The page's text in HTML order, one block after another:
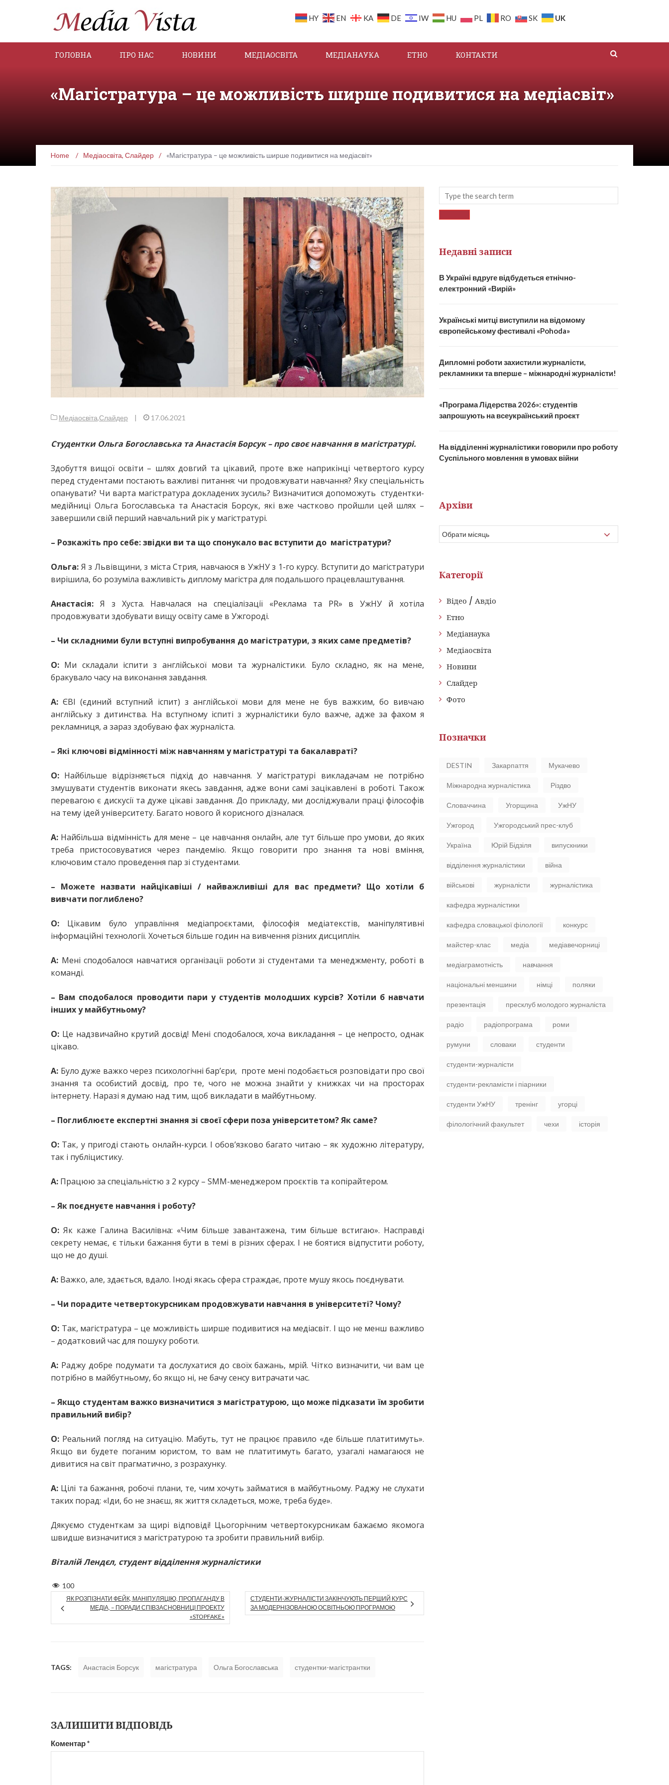
HY EN KA DE IW HU PL RO SK UK
ГОЛОВНА ПРО НАС НОВИНИ МЕДІАОСВІТА МЕДІАНАУКА ЕТНО КОНТАКТИ
«Магістратура – це можливість ширше подивитися на медіасвіт»
Home / Медіаосвіта, Слайдер / «Магістратура – це можливість ширше подивитися на медіасвіт»
Медіаосвіта,Слайдер | 17.06.2021
Студентки Ольга Богославська та Анастасія Борсук – про своє навчання в магістратурі.
Здобуття вищої освіти – шлях довгий та цікавий, проте вже наприкінці четвертого курсу
перед студентами постають важливі питання: чи продовжувати навчання? Яку спеціальність
опанувати? Чи варта магістратура докладених зусиль? Визначитися допоможуть студентки-
медійниці Ольга Богославська та Анастасія Борсук, які вже частково пройшли цей шлях –
завершили свій перший навчальний рік у магістратурі.
– Розкажіть про себе: звідки ви та що спонукало вас вступити до магістратури?
Ольга: Я з Львівщини, з міста Стрия, навчаюся в УжНУ з 1-го курсу. Вступити до магістратури
вирішила, бо розуміла важливість диплому магістра для подальшого працевлаштування.
Анастасія: Я з Хуста. Навчалася на спеціалізації «Реклама та PR» в УжНУ й хотіла
продовжувати здобувати вищу освіту саме в Ужгороді.
– Чи складними були вступні випробування до магістратури, з яких саме предметів?
О: Ми складали іспити з англійської мови та журналістики. Було складно, як на мене,
бракувало часу на виконання завдання.
А: ЄВІ (єдиний вступний іспит) з англійської мови для мене не був важким, бо вивчаю
англійську з дитинства. На вступному іспиті з журналістики було важче, адже за фахом я
рекламниця, а зараз здобуваю фах журналіста.
– Які ключові відмінності між навчанням у магістратурі та бакалавраті?
О: Найбільше відрізняється підхід до навчання. У магістратурі викладачам не потрібно
змушувати студентів виконати якесь завдання, адже вони самі зацікавлені в роботі. Також
перевагою є дискусії та дуже цікаві завдання. До прикладу, ми досліджували праці філософів
на тему ідей університету. Багато нового й корисного дізналася.
А: Найбільша відмінність для мене – це навчання онлайн, але тут більше про умови, до яких
треба пристосовуватися через пандемію. Якщо говорити про знання та нові вміння,
ключовим стало проведення пар зі студентами.
– Можете назвати найцікавіші / найважливіші для вас предмети? Що хотіли б
вивчати поглиблено?
О: Цікавим було управління медіапроєктами, філософія медіатекстів, маніпулятивні
інформаційні технології. Хочеться більше годин на вивчення різних дисциплін.
А: Мені сподобалося навчатися організації роботи зі студентами та менеджменту, роботі в
команді.
– Вам сподобалося проводити пари у студентів молодших курсів? Хотіли б навчати
інших у майбутньому?
О: Це надзвичайно крутий досвід! Мені сподобалося, хоча викладання – це непросто, однак
цікаво.
А: Було дуже важко через психологічні бар’єри, проте мені подобається розповідати про свої
знання та особистий досвід, про те, чого не можна знайти у книжках чи на просторах
інтернету. Наразі я думаю над тим, щоб викладати в майбутньому.
– Поглиблюєте експертні знання зі своєї сфери поза університетом? Як саме?
О: Так, у пригоді стають онлайн-курси. І обов’язково багато читаю – як художню літературу,
так і публіцистику.
А: Працюю за спеціальністю з 2 курсу – SMM-менеджером проєктів та копірайтером.
– Як поєднуєте навчання і роботу?
О: Як каже Галина Василівна: «Чим більше завантажена, тим більше встигаю». Насправді
секрету немає, є тільки бажання бути в темі в різних сферах. І не боятися відпустити роботу,
що не до душі.
А: Важко, але, здається, вдало. Іноді якась сфера страждає, проте мушу якось поєднувати.
– Чи порадите четвертокурсникам продовжувати навчання в університеті? Чому?
О: Так, магістратура – це можливість ширше подивитися на медіасвіт. І що не менш важливо
– додатковий час для пошуку роботи.
А: Раджу добре подумати та дослухатися до своїх бажань, мрій. Чітко визначити, чи вам це
потрібно в майбутньому, бо якщо ні, не бачу сенсу витрачати час.
– Якщо студентам важко визначитися з магістратурою, що може підказати їм зробити
правильний вибір?
О: Реальний погляд на ситуацію. Мабуть, тут не працює правило «де більше платитимуть».
Якщо ви будете поганим юристом, то вам не платитимуть багато, узагалі намагаюся не
дивитися на світ прагматично, з розрахунку.
А: Цілі та бажання, робочі плани, те, чим хочуть займатися в майбутньому. Раджу не слухати
таких порад: «Іди, бо не знаєш, як життя складеться, може, треба буде».
Дякуємо студенткам за щирі відповіді! Цьогорічним четвертокурсникам бажаємо якомога
швидше визначитися з магістратурою та зробити правильний вибір.
Віталій Лендєл, студент відділення журналістики
100
ЯК РОЗПІЗНАТИ ФЕЙК, МАНІПУЛЯЦІЮ, ПРОПАГАНДУ В
МЕДІА, – ПОРАДИ СПІВЗАСНОВНИЦІ ПРОЕКТУ
«STOPFAKE»
СТУДЕНТИ-ЖУРНАЛІСТИ ЗАКІНЧУЮТЬ ПЕРШИЙ КУРС
ЗА МОДЕРНІЗОВАНОЮ ОСВІТНЬОЮ ПРОГРАМОЮ
TAGS: Анастасія Борсук магістратура Ольга Богославська студентки-магістрантки
ЗАЛИШИТИ ВІДПОВІДЬ
Коментар*
Недавні записи
В Україні вдруге відбудеться етнічно-
електронний «Вирій»
Українські митці виступили на відомому
європейському фестивалі «Pohoda»
Дипломні роботи захистили журналісти,
рекламники та вперше – міжнародні журналісти!
«Програма Лідерства 2026»: студентів
запрошують на всеукраїнський проєкт
На відділенні журналістики говорили про роботу
Суспільного мовлення в умовах війни
Архіви
Категорії
Відео / Авдіо
Етно
Медіанаука
Медіаосвіта
Новини
Слайдер
Фото
Позначки
DESTIN Закарпаття Мукачево
Міжнародна журналістика Різдво
Словаччина Угорщина УжНУ
Ужгород Ужгородський прес-клуб
Україна Юрій Бідзіля випускники
відділення журналістики війна
військові журналісти журналістика
кафедра журналістики
кафедра словацької філології конкурс
майстер-клас медіа медіавечорниці
медіаграмотність навчання
національні меншини німці поляки
презентація пресклуб молодого журналіста
радіо радіопрограма роми
румуни словаки студенти
студенти-журналісти
студенти-рекламісти і піарники
студенти УжНУ тренінг угорці
філологічний факультет чехи історія